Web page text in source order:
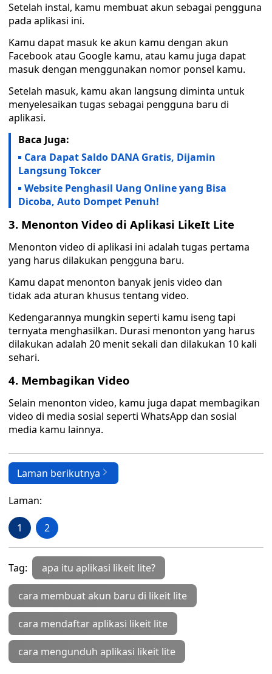
Setelah instal, kamu membuat akun sebagai pengguna
pada aplikasi ini.
Kamu dapat masuk ke akun kamu dengan akun
Facebook atau Google kamu, atau kamu juga dapat
masuk dengan menggunakan nomor ponsel kamu.
Setelah masuk, kamu akan langsung diminta untuk
menyelesaikan tugas sebagai pengguna baru di
aplikasi.
Baca Juga:
Cara Dapat Saldo DANA Gratis, Dijamin
Langsung Tokcer
Website Penghasil Uang Online yang Bisa
Dicoba, Auto Dompet Penuh!
3. Menonton Video di Aplikasi LikeIt Lite
Menonton video di aplikasi ini adalah tugas pertama
yang harus dilakukan pengguna baru.
Kamu dapat menonton banyak jenis video dan
tidak ada aturan khusus tentang video.
Kedengarannya mungkin seperti kamu iseng tapi
ternyata menghasilkan. Durasi menonton yang harus
dilakukan adalah 20 menit sekali dan dilakukan 10 kali
sehari.
4. Membagikan Video
Selain menonton video, kamu juga dapat membagikan
video di media sosial seperti WhatsApp dan sosial
media kamu lainnya.
Laman berikutnya
Laman:
1 2
Tag: apa itu aplikasi likeit lite?
cara membuat akun baru di likeit lite
cara mendaftar aplikasi likeit lite
cara mengunduh aplikasi likeit lite